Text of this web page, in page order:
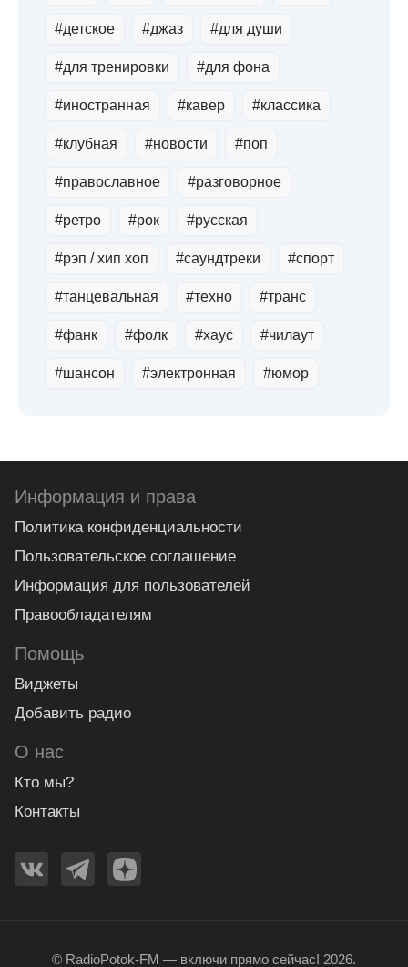
#детское #джаз #для души
#для тренировки #для фона
#иностранная #кавер #классика
#клубная #новости #поп
#православное #разговорное
#ретро #рок #русская
#рэп / хип хоп #саундтреки #спорт
#танцевальная #техно #транс
#фанк #фолк #хауc #чилаут
#шансон #электронная #юмор
Информация и права
Политика конфиденциальности
Пользовательское соглашение
Информация для пользователей
Правообладателям
Помощь
Виджеты
Добавить радио
О нас
Кто мы?
Контакты
© RadioPotok-FM — включи прямо сейчас! 2026.